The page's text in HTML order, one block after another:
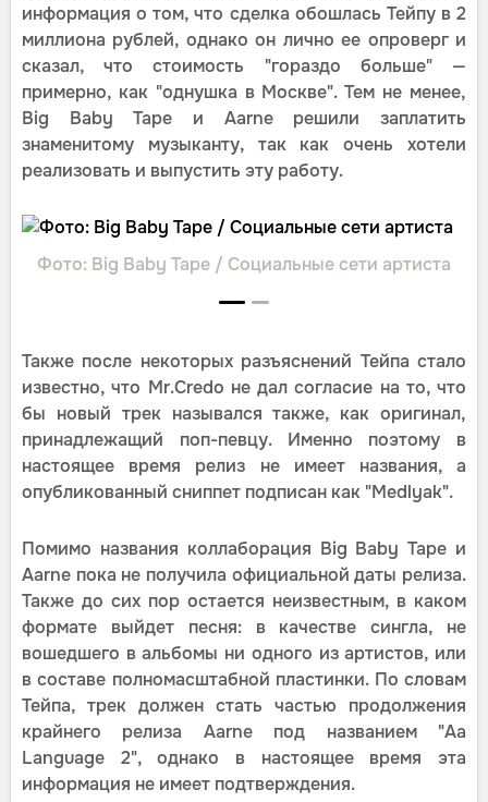
информация о том, что сделка обошлась Тейпу в 2
миллиона рублей, однако он лично ее опроверг и
сказал, что стоимость "гораздо больше" —
примерно, как "однушка в Москве". Тем не менее,
Big Baby Tape и Aarne решили заплатить
знаменитому музыканту, так как очень хотели
реализовать и выпустить эту работу.
Фото: Big Baby Tape / Социальные сети артиста
Также после некоторых разъяснений Тейпа стало
известно, что Mr.Credo не дал согласие на то, что
бы новый трек назывался также, как оригинал,
принадлежащий поп-певцу. Именно поэтому в
настоящее время релиз не имеет названия, а
опубликованный сниппет подписан как "Medlyak".
Помимо названия коллаборация Big Baby Tape и
Aarne пока не получила официальной даты релиза.
Также до сих пор остается неизвестным, в каком
формате выйдет песня: в качестве сингла, не
вошедшего в альбомы ни одного из артистов, или
в составе полномасштабной пластинки. По словам
Тейпа, трек должен стать частью продолжения
крайнего релиза Aarne под названием "Aa
Language 2", однако в настоящее время эта
информация не имеет подтверждения.